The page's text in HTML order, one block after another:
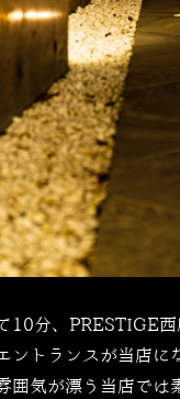
10分、PRESTIGE西
ントランスが当店に
囲気が漂う当店では